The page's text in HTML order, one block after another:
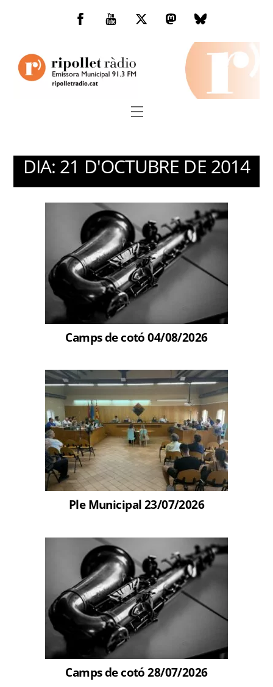
Facebook
You
TwitterMastodonBluesky
Menu
DIA: 21 D'OCTUBRE DE 2014
Camps de cotó 04/08/2026
Ple Municipal 23/07/2026
Camps de cotó 28/07/2026